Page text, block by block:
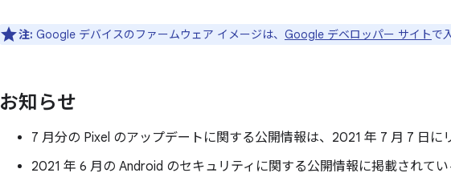
注: Google デバイスのファームウェア イメージは、 Google デベロッパー サイトで
お知らせ
7 月分の Pixel のアップデートに関する公開情報は、2021 年 7 月 7 日に
2021 年 6 月の Android のセキュリティに関する公開情報に掲載されて